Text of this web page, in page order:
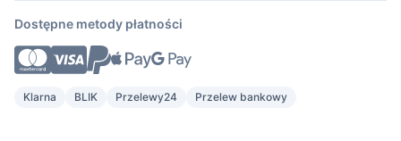
Dostępne metody płatności
Klarna BLIK Przelewy24 Przelew bankowy